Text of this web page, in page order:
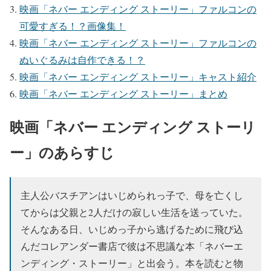
映画「ネバー エンディング ストーリー」ファルコンの
可愛すぎる！？画像集！
映画「ネバー エンディング ストーリー」ファルコンの
ぬいぐるみは自作できる！？
映画「ネバー エンディング ストーリー」キャスト紹介
映画「ネバー エンディング ストーリー」まとめ
映画「ネバー エンディング ストーリ
ー」のあらすじ
主人公バスチアンはいじめられっ子で、母を亡くし
てからは父親と2人だけの寂しい生活を送っていた。
そんなある日、いじめっ子から逃げるために飛び込
んだコレアンダー書店で彼は不思議な本「ネバーエ
ンディング・ストーリー」と出会う。本を読むと物